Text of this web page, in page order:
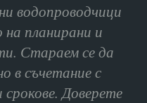
водопроводчици
планирани и
Стараем се да
в съчетание с
Доверете